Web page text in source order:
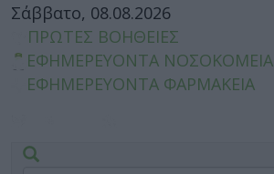
Σάββατο, 08.08.2026
ΠΡΩΤΕΣ ΒΟΗΘΕΙΕΣ
ΕΦΗΜΕΡΕΥΟΝΤΑ ΝΟΣΟΚΟΜΕΙΑ
ΕΦΗΜΕΡΕΥΟΝΤΑ ΦΑΡΜΑΚΕΙΑ